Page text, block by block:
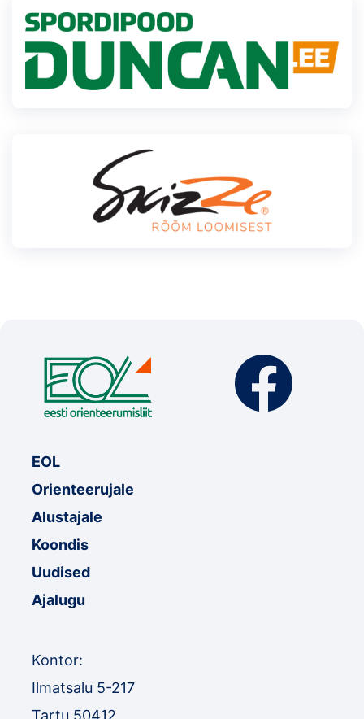
EOL
Orienteerujale
Alustajale
Koondis
Uudised
Ajalugu
Kontor:
Ilmatsalu 5-217
Tartu 50412